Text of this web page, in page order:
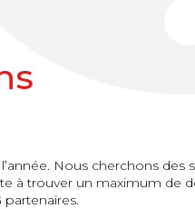
Nous cherchons des
à trouver un maximum de